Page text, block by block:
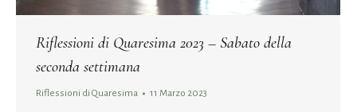
Riflessioni di Quaresima 2023 – Sabato della
seconda settimana
Riflessioni di Quaresima 11 Marzo 2023